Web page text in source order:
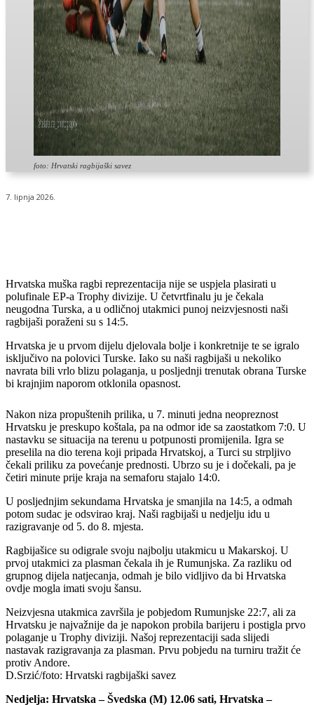
foto: Hrvatski ragbijaški savez
7. lipnja 2026.
Hrvatska muška ragbi reprezentacija nije se uspjela plasirati u
polufinale EP-a Trophy divizije. U četvrtfinalu ju je čekala
neugodna Turska, a u odličnoj utakmici punoj neizvjesnosti naši
ragbijaši poraženi su s 14:5.
Hrvatska je u prvom dijelu djelovala bolje i konkretnije te se igralo
isključivo na polovici Turske. Iako su naši ragbijaši u nekoliko
navrata bili vrlo blizu polaganja, u posljednji trenutak obrana Turske
bi krajnjim naporom otklonila opasnost.
Nakon niza propuštenih prilika, u 7. minuti jedna neopreznost
Hrvatsku je preskupo koštala, pa na odmor ide sa zaostatkom 7:0. U
nastavku se situacija na terenu u potpunosti promijenila. Igra se
preselila na dio terena koji pripada Hrvatskoj, a Turci su strpljivo
čekali priliku za povećanje prednosti. Ubrzo su je i dočekali, pa je
četiri minute prije kraja na semaforu stajalo 14:0.
U posljednjim sekundama Hrvatska je smanjila na 14:5, a odmah
potom sudac je odsvirao kraj. Naši ragbijaši u nedjelju idu u
razigravanje od 5. do 8. mjesta.
Ragbijašice su odigrale svoju najbolju utakmicu u Makarskoj. U
prvoj utakmici za plasman čekala ih je Rumunjska. Za razliku od
grupnog dijela natjecanja, odmah je bilo vidljivo da bi Hrvatska
ovdje mogla imati svoju šansu.
Neizvjesna utakmica završila je pobjedom Rumunjske 22:7, ali za
Hrvatsku je najvažnije da je napokon probila barijeru i postigla prvo
polaganje u Trophy diviziji. Našoj reprezentaciji sada slijedi
nastavak razigravanja za plasman. Prvu pobjedu na turniru tražit će
protiv Andore.
D.Srzić/foto: Hrvatski ragbijaški savez
Nedjelja: Hrvatska – Švedska (M) 12.06 sati, Hrvatska –